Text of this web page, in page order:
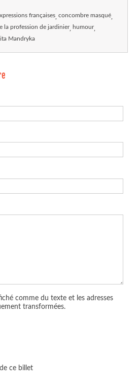
françaises concombre masqué
la profession de jardinier humour
Mandryka
comme du texte et les adresses
transformées.
ce billet